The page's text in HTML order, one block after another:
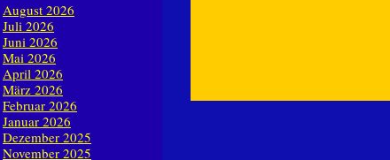
August 2026
Juli 2026
Juni 2026
Mai 2026
April 2026
März 2026
Februar 2026
Januar 2026
Dezember 2025
November 2025